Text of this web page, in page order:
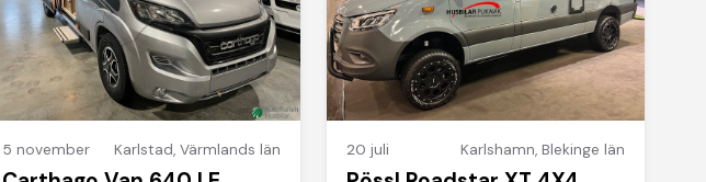
5 november Karlstad, Värmlands län 20 juli Karlshamn, Blekinge län